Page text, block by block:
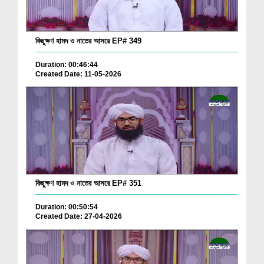
কিছুক্ষণ হামদ ও নাতের আসরে EP# 349
Duration: 00:46:44
Created Date: 11-05-2026
কিছুক্ষণ হামদ ও নাতের আসরে EP# 351
Duration: 00:50:54
Created Date: 27-04-2026